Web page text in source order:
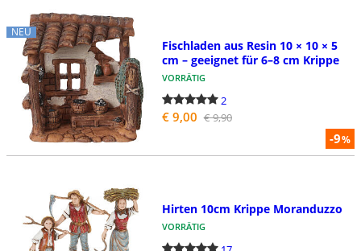
NEU
-9%
Fischladen aus Resin 10 × 10 × 5
cm – geeignet für 6–8 cm Krippe
VORRÄTIG
2
€ 9,00 € 9,90
Hirten 10cm Krippe Moranduzzo
VORRÄTIG